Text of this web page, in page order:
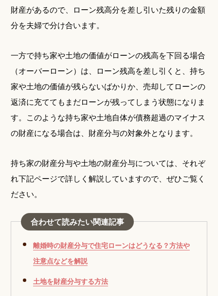
財産があるので、ローン残高分を差し引いた残りの金額
分を夫婦で分け合います。
一方で持ち家や土地の価値がローンの残高を下回る場合
（オーバーローン）は、ローン残高を差し引くと、持ち
家や土地の価値が残らないばかりか、売却してローンの
返済に充ててもまだローンが残ってしまう状態になりま
す。このような持ち家や土地自体が債務超過のマイナス
の財産になる場合は、財産分与の対象外となります。
持ち家の財産分与や土地の財産分与については、それぞ
れ下記ページで詳しく解説していますので、ぜひご覧く
ださい。
合わせて読みたい関連記事
離婚時の財産分与で住宅ローンはどうなる？方法や
注意点などを解説
土地を財産分与する方法